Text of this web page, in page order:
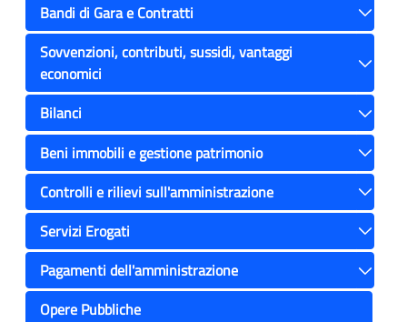
Bandi di Gara e Contratti
Toggle
Sovvenzioni, contributi, sussidi, vantaggi
economici
Toggle
Bilanci
Toggle
Beni immobili e gestione patrimonio
Toggle
Controlli e rilievi sull'amministrazione
Toggle
Servizi Erogati
Toggle
Pagamenti dell'amministrazione
Toggle
Opere Pubbliche